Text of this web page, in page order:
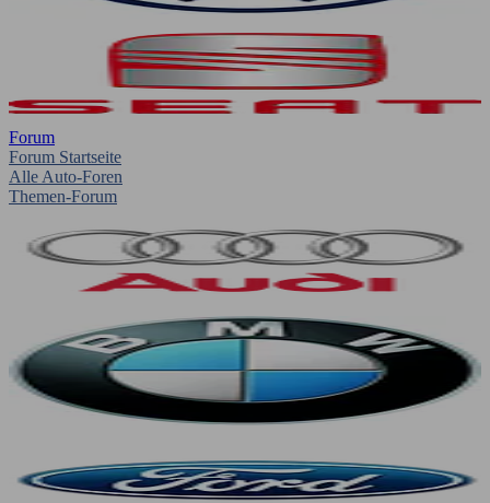
Forum
Forum Startseite
Alle Auto-Foren
Themen-Forum